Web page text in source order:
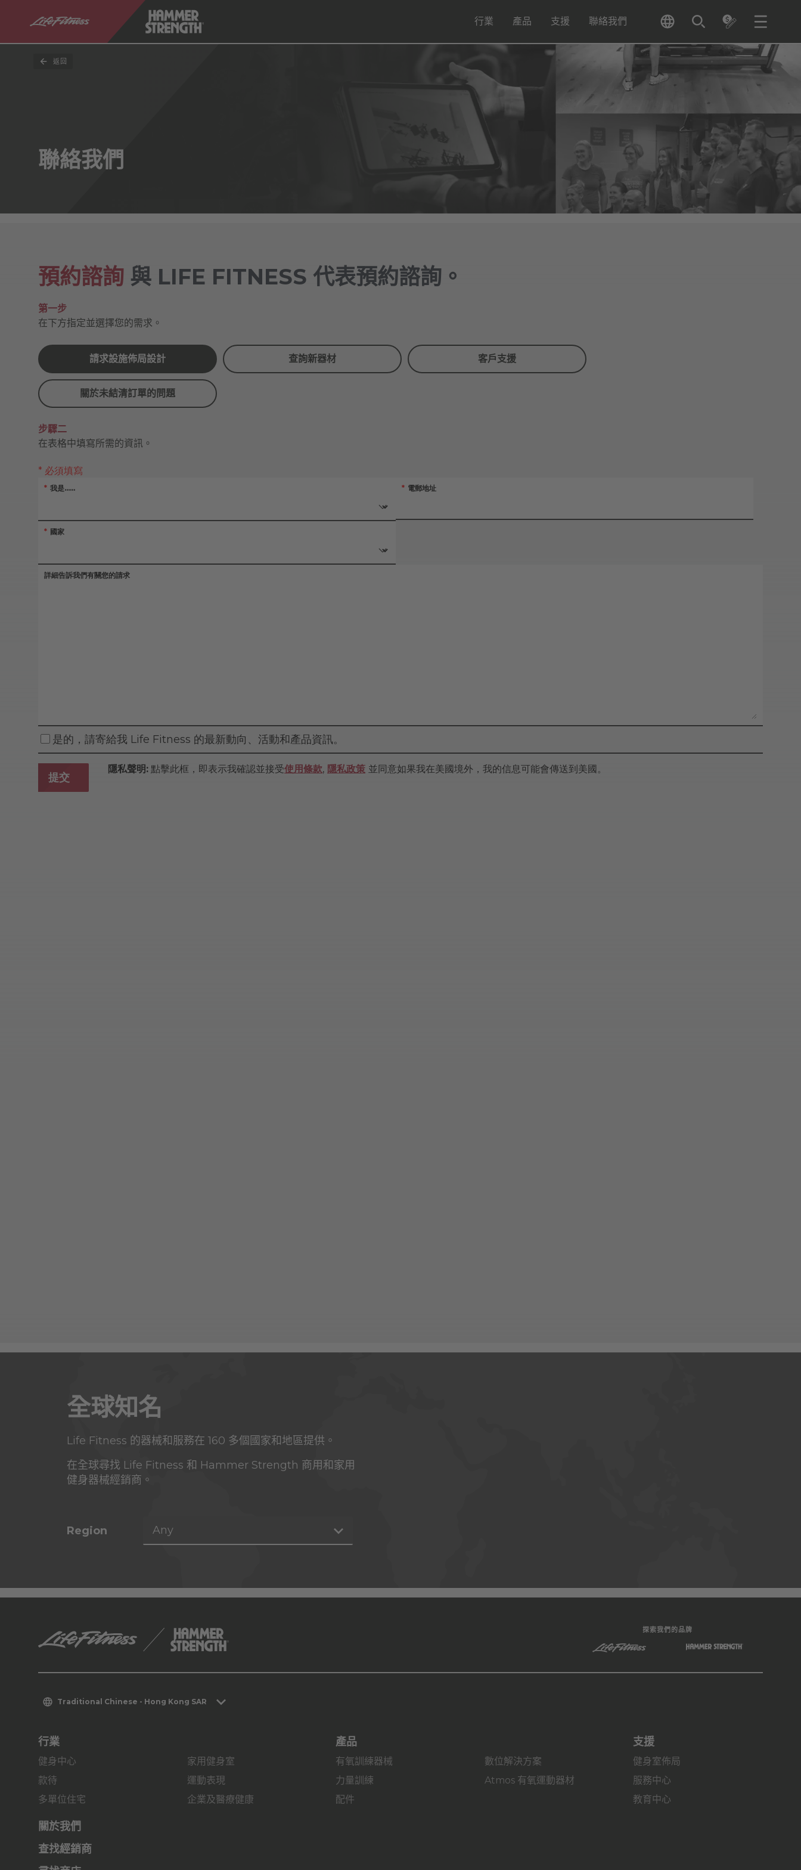
行業 產品 支援 聯絡我們
返回
聯絡我們
預約諮詢 與 LIFE FITNESS 代表預約諮詢。
第一步
在下方指定並選擇您的需求。
請求設施佈局設計 查詢新器材 客戶支援
關於未結清訂單的問題
步驟二
在表格中填寫所需的資訊。
全球知名
Life Fitness 的器械和服務在 160 多個國家和地區提供。
在全球尋找 Life Fitness 和 Hammer Strength 商用和家用
健身器械經銷商。
Region Any
探索我們的品牌
Traditional Chinese - Hong Kong SAR
行業
健身中心
款待
多單位住宅
家用健身室
運動表現
企業及醫療健康
產品
有氧訓練器械
力量訓練
配件
數位解決方案
Atmos 有氧運動器材
支援
健身室佈局
服務中心
教育中心
關於我們
查找經銷商